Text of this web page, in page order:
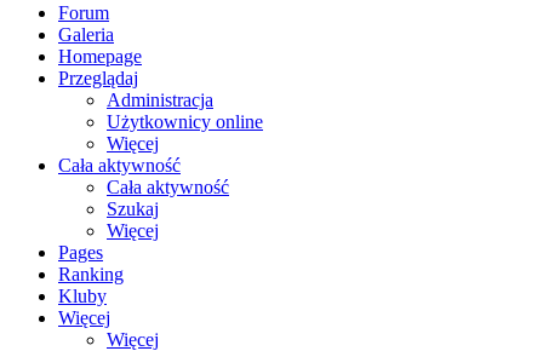
Forum
Galeria
Homepage
Przeglądaj
Administracja
Użytkownicy online
Więcej
Cała aktywność
Cała aktywność
Szukaj
Więcej
Pages
Ranking
Kluby
Więcej
Więcej